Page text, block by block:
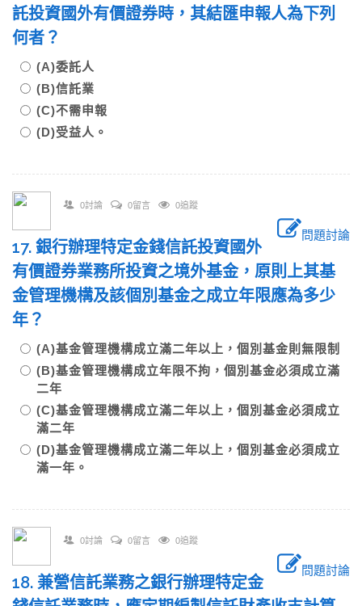
託投資國外有價證券時，其結匯申報人為下列
何者？
(A)委託人
(B)信託業
(C)不需申報
(D)受益人。
0討論 0留言 0追蹤
問題討論
17. 銀行辦理特定金錢信託投資國外
有價證券業務所投資之境外基金，原則上其基
金管理機構及該個別基金之成立年限應為多少
年？
(A)基金管理機構成立滿二年以上，個別基金則無限制
(B)基金管理機構成立年限不拘，個別基金必須成立滿
二年
(C)基金管理機構成立滿二年以上，個別基金必須成立
滿二年
(D)基金管理機構成立滿二年以上，個別基金必須成立
滿一年。
0討論 0留言 0追蹤
問題討論
18. 兼營信託業務之銀行辦理特定金